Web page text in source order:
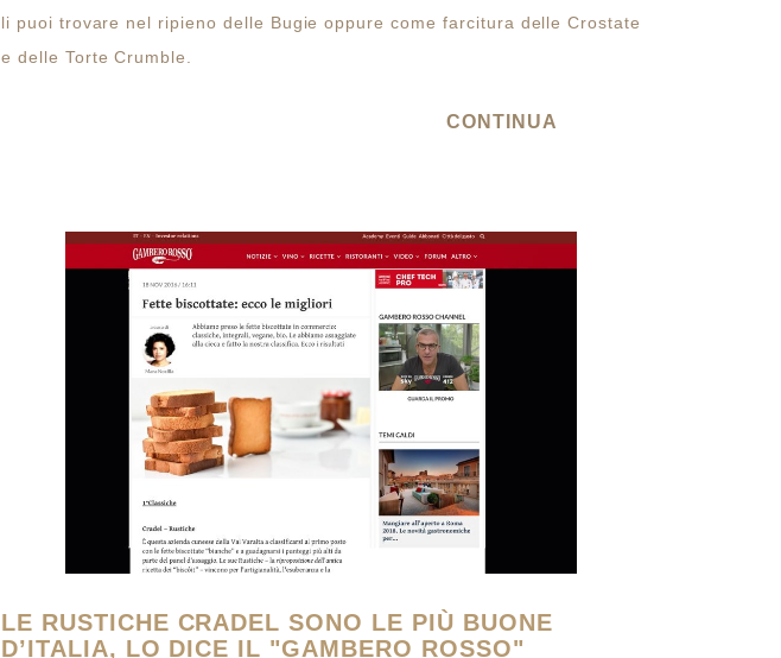
li puoi trovare nel ripieno delle Bugie oppure come farcitura delle Crostate
e delle Torte Crumble.
CONTINUA
LE RUSTICHE CRADEL SONO LE PIÙ BUONE
D’ITALIA, LO DICE IL "GAMBERO ROSSO"